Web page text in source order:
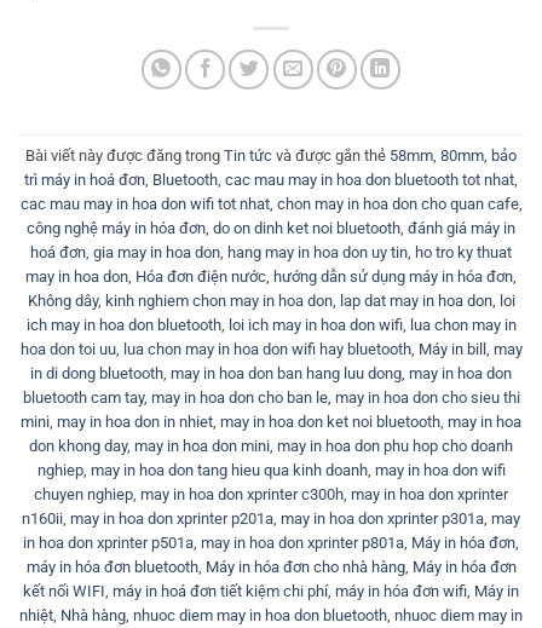
Bài viết này được đăng trong Tin tức và được gắn thẻ 58mm 80mm bảo
trì máy in hoá đơn Bluetooth cac mau may in hoa don bluetooth tot nhat
cac mau may in hoa don wifi tot nhat, chon may in hoa don cho quan cafe,
công nghệ máy in hóa đơn do on dinh ket noi bluetooth đánh giá máy in
hoá đơn gia may in hoa don hang may in hoa don uy tin ho tro ky thuat
may in hoa don Hóa đơn điện nước hướng dẫn sử dụng máy in hóa đơn
Không dây, kinh nghiem chon may in hoa don, lap dat may in hoa don, loi
ich may in hoa don bluetooth, loi ich may in hoa don wifi, lua chon may in
hoa don toi uu, lua chon may in hoa don wifi hay bluetooth, Máy in bill, may
in di dong bluetooth may in hoa don ban hang luu dong may in hoa don
bluetooth cam tay, may in hoa don cho ban le, may in hoa don cho sieu thi
mini may in hoa don in nhiet may in hoa don ket noi bluetooth may in hoa
don khong day, may in hoa don mini may in hoa don phu hop cho doanh
nghiep, may in hoa don tang hieu qua kinh doanh, may in hoa don wifi
chuyen nghiep may in hoa don xprinter c300h may in hoa don xprinter
n160ii may in hoa don xprinter p201a may in hoa don xprinter p301a may
in hoa don xprinter p501a may in hoa don xprinter p801a Máy in hóa đơn
máy in hóa đơn bluetooth, Máy in hóa đơn cho nhà hàng, Máy in hóa đơn
kết nối WIFI máy in hoá đơn tiết kiệm chi phí, máy in hóa đơn wifi Máy in
nhiệt Nhà hàng nhuoc diem may in hoa don bluetooth nhuoc diem may in